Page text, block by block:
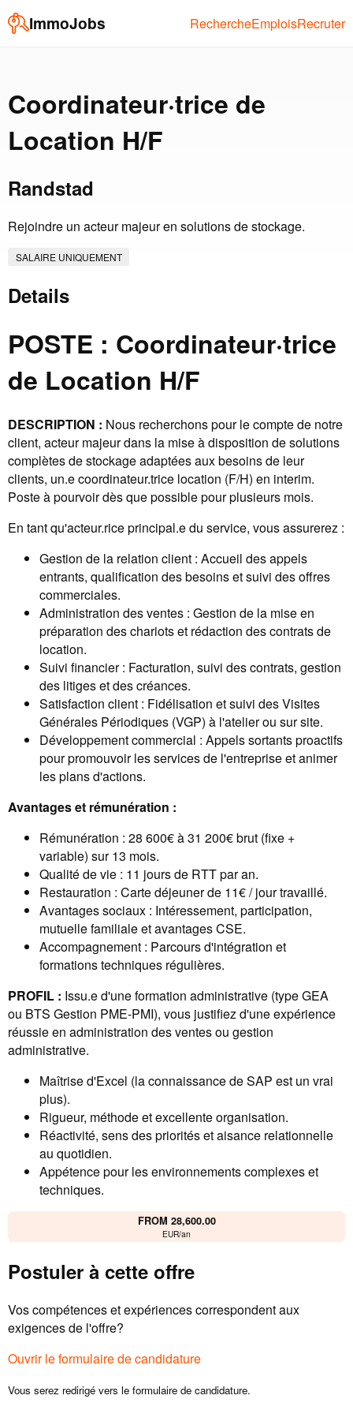
ImmoJobs RechercheEmploisRecruter
Coordinateur·trice de
Location H/F
Randstad
Rejoindre un acteur majeur en solutions de stockage.
SALAIRE UNIQUEMENT
Details
POSTE : Coordinateur·trice
de Location H/F
DESCRIPTION : Nous recherchons pour le compte de notre
client, acteur majeur dans la mise à disposition de solutions
complètes de stockage adaptées aux besoins de leur
clients, un.e coordinateur.trice location (F/H) en interim.
Poste à pourvoir dès que possible pour plusieurs mois.
En tant qu'acteur.rice principal.e du service, vous assurerez :
Gestion de la relation client : Accueil des appels
entrants, qualification des besoins et suivi des offres
commerciales.
Administration des ventes : Gestion de la mise en
préparation des chariots et rédaction des contrats de
location.
Suivi financier : Facturation, suivi des contrats, gestion
des litiges et des créances.
Satisfaction client : Fidélisation et suivi des Visites
Générales Périodiques (VGP) à l'atelier ou sur site.
Développement commercial : Appels sortants proactifs
pour promouvoir les services de l'entreprise et animer
les plans d'actions.
Avantages et rémunération :
Rémunération : 28 600€ à 31 200€ brut (fixe +
variable) sur 13 mois.
Qualité de vie : 11 jours de RTT par an.
Restauration : Carte déjeuner de 11€ / jour travaillé.
Avantages sociaux : Intéressement, participation,
mutuelle familiale et avantages CSE.
Accompagnement : Parcours d'intégration et
formations techniques régulières.
PROFIL : Issu.e d'une formation administrative (type GEA
ou BTS Gestion PME-PMI), vous justifiez d'une expérience
réussie en administration des ventes ou gestion
administrative.
Maîtrise d'Excel (la connaissance de SAP est un vrai
plus).
Rigueur, méthode et excellente organisation.
Réactivité, sens des priorités et aisance relationnelle
au quotidien.
Appétence pour les environnements complexes et
techniques.
FROM 28,600.00
EUR/an
Postuler à cette offre
Vos compétences et expériences correspondent aux
exigences de l'offre?
Ouvrir le formulaire de candidature
Vous serez redirigé vers le formulaire de candidature.